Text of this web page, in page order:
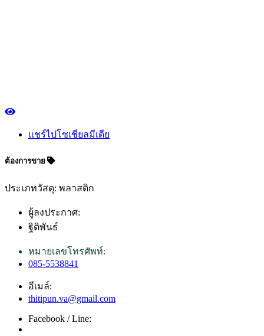
แชร์ไปโซเชียลมีเดีย
ต้องการขาย
ประเภทวัสดุ: พลาสติก
ผู้ลงประกาศ:
ฐิติพันธ์
หมายเลขโทรศัพท์:
085-5538841
อีเมล์:
thitipun.va@gmail.com
Facebook / Line: